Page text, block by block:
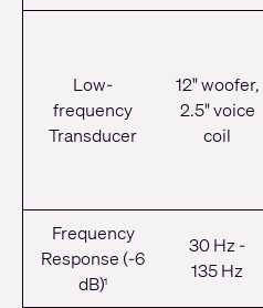
Low-
frequency
Transducer
12" woofer,
2.5" voice
coil
Frequency
Response (-6
dB)1
30 Hz -
135 Hz